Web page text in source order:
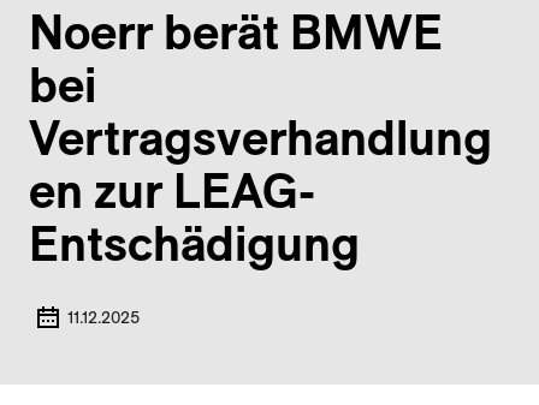
Noerr berät BMWE
bei
Vertragsverhandlung
en zur LEAG-
Entschädigung
11.12.2025